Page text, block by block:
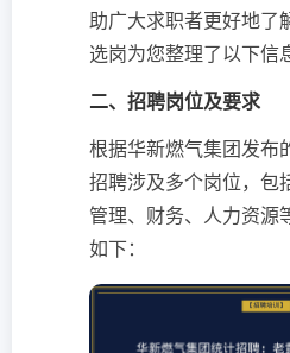
助广大求职者更好地了
选岗为您整理了以下信
二、招聘岗位及要求
根据华新燃气集团发布
招聘涉及多个岗位，包
管理、财务、人力资源
如下：